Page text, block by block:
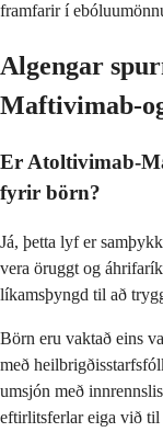
framfarir í
Algengar
Maftivimab-
Er Atoltivimab-
fyrir börn?
Já, þetta lyf er
vera öruggt og
líkamsþyngd til að
Börn eru vaktað eins
með
umsjón með
eftirlitsferlar eiga við til